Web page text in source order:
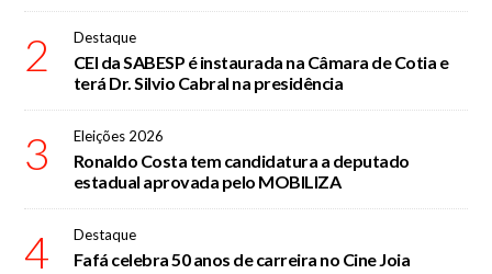
2 Destaque
CEI da SABESP é instaurada na Câmara de Cotia e
terá Dr. Silvio Cabral na presidência
3 Eleições 2026
Ronaldo Costa tem candidatura a deputado
estadual aprovada pelo MOBILIZA
4 Destaque
Fafá celebra 50 anos de carreira no Cine Joia